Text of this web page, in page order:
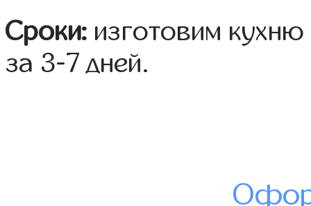
Сроки: изготовим
за 3-7 дней.